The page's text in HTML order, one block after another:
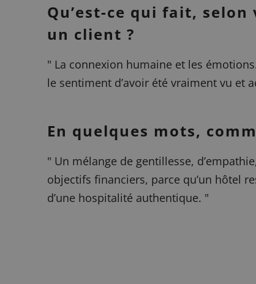
Qu’est-ce qui fait,
un client ?
" La connexion humaine et les
le sentiment d’avoir été vraiment vu et
En quelques mots,
" Un mélange de gentillesse,
objectifs financiers, parce qu’un hôtel
d’une hospitalité authentique. "